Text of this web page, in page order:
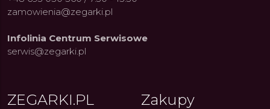
zamowienia@zegarki.pl
Infolinia Centrum Serwisowe
serwis@zegarki.pl
ZEGARKI.PL Zakupy